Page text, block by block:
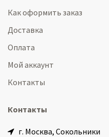
Как оформить заказ
Доставка
Оплата
Мой аккаунт
Контакты
Контакты
г. Москва, Сокольники